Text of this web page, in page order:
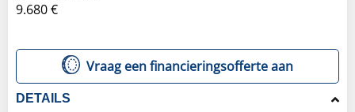
9.680 €
Vraag een financieringsofferte aan
DETAILS